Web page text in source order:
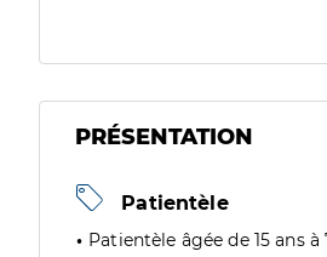
PRÉSENTATION
Patientèle
Patientèle âgée de 15 ans